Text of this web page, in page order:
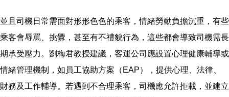
並且司機日常需面對形形色色的乘客，情緒勞動負擔沉重，有些
乘客會辱罵、挑釁，甚至有不禮貌行為，這些都會導致司機需長
期承受壓力。劉梅君教授建議，客運公司應設置心理健康輔導或
情緒管理機制，如員工協助方案（EAP），提供心理、法律、
財務及工作輔導。若遇到不合理乘客，司機應允許拒載，並建立